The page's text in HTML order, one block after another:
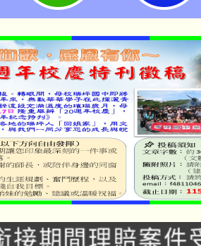
參與，請查照。-桃
生活教案入校路
農教育專業人
接期間理賠案件